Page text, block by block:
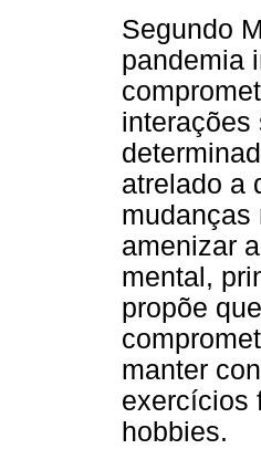
Segundo
pandemia
interações
atrelado a
mudanças
amenizar
mental,
propõe
manter
exercícios
hobbies.